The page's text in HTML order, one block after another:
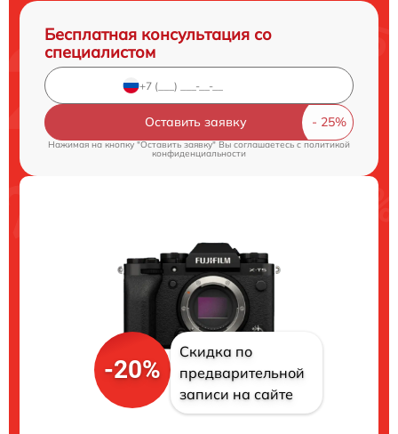
Бесплатная консультация со
специалистом
Оставить заявку
Нажимая на кнопку "Оставить заявку" Вы соглашаетесь c политикой
конфиденциальности
-20%
Скидка по
предварительной
записи на сайте